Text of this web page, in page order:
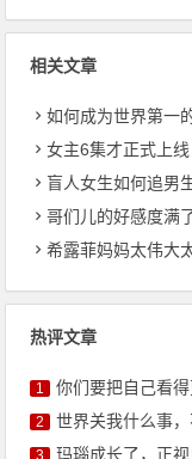
相关文章
如何成为世界第一
女主6集才正式上
盲人女生如何追男
哥们儿的好感度满
希露菲妈妈太伟大
热评文章
1 你们要把自己看得
2 世界关我什么事
3 玛瑙成长了，正